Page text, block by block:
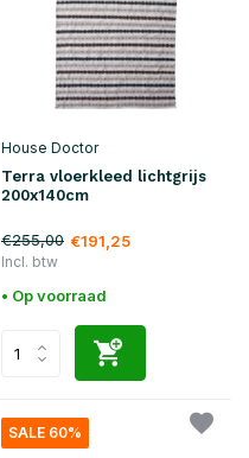
House Doctor
Terra vloerkleed lichtgrijs
200x140cm
€255,00 €191,25
Incl. btw
• Op voorraad
SALE 60%